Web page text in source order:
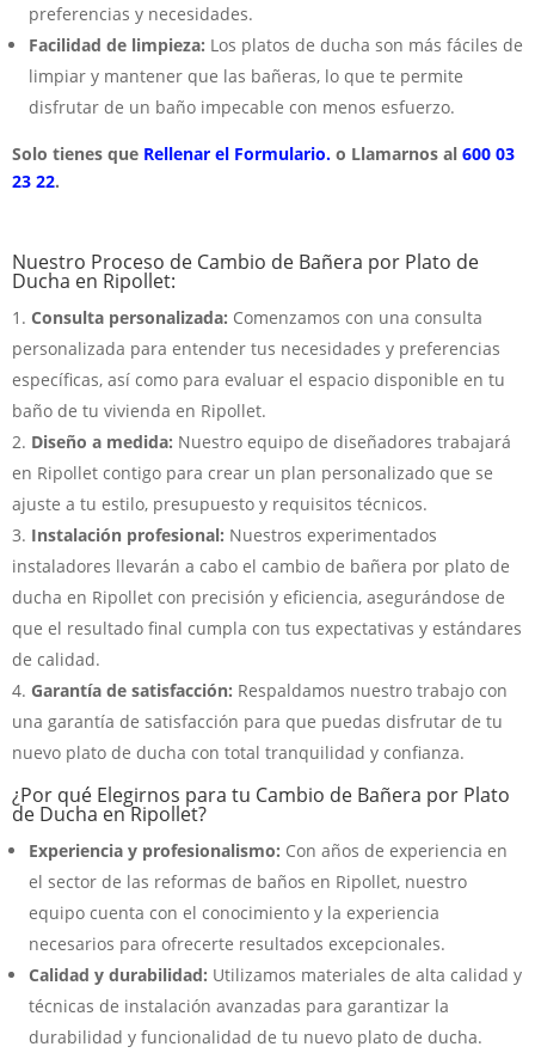
preferencias y necesidades.
Facilidad de limpieza: Los platos de ducha son más fáciles de
limpiar y mantener que las bañeras, lo que te permite
disfrutar de un baño impecable con menos esfuerzo.
Solo tienes que Rellenar el Formulario. o Llamarnos al 600 03
23 22.
Nuestro Proceso de Cambio de Bañera por Plato de
Ducha en Ripollet:
Consulta personalizada: Comenzamos con una consulta
personalizada para entender tus necesidades y preferencias
específicas, así como para evaluar el espacio disponible en tu
baño de tu vivienda en Ripollet.
Diseño a medida: Nuestro equipo de diseñadores trabajará
en Ripollet contigo para crear un plan personalizado que se
ajuste a tu estilo, presupuesto y requisitos técnicos.
Instalación profesional: Nuestros experimentados
instaladores llevarán a cabo el cambio de bañera por plato de
ducha en Ripollet con precisión y eficiencia, asegurándose de
que el resultado final cumpla con tus expectativas y estándares
de calidad.
Garantía de satisfacción: Respaldamos nuestro trabajo con
una garantía de satisfacción para que puedas disfrutar de tu
nuevo plato de ducha con total tranquilidad y confianza.
¿Por qué Elegirnos para tu Cambio de Bañera por Plato
de Ducha en Ripollet?
Experiencia y profesionalismo: Con años de experiencia en
el sector de las reformas de baños en Ripollet, nuestro
equipo cuenta con el conocimiento y la experiencia
necesarios para ofrecerte resultados excepcionales.
Calidad y durabilidad: Utilizamos materiales de alta calidad y
técnicas de instalación avanzadas para garantizar la
durabilidad y funcionalidad de tu nuevo plato de ducha.